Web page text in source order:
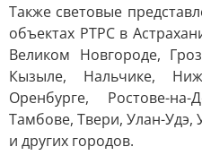
Также световые
объектах РТРС в
Великом Новгороде,
Кызыле, Нальчике,
Оренбурге, Ростове-
Тамбове, Твери, Улан-Удэ,
и других городов.